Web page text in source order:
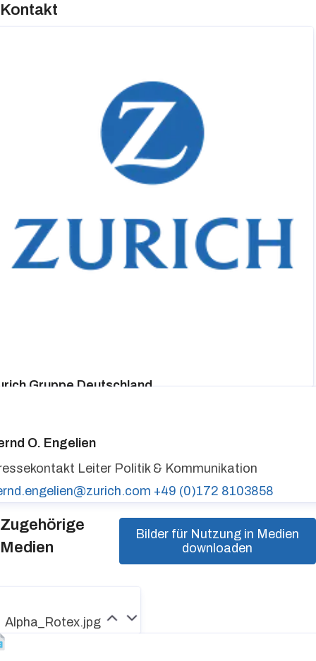
Kontakt
Gruppe Deutschland
O. Engelien
Leiter Politik & Kommunikation
+49 (0)172 8103858
Zugehörige
Medien
Bilder für Nutzung in Medien
downloaden
Alpha_Rotex.jpg